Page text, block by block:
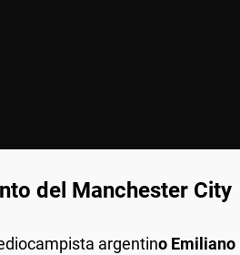
del Manchester City
argentino Emiliano